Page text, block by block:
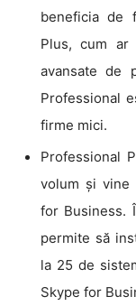
beneficia de
Plus, cum ar
avansate de
Professional
firme mici.
Professional
volum și vine
for Business.
permite să
la 25 de
Skype for